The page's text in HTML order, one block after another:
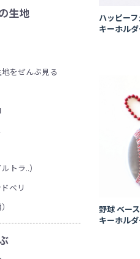
生地
をぜんぶ見る
トラ..）
ベリ
ハッピー
キーホル
野球 ベー
キーホル